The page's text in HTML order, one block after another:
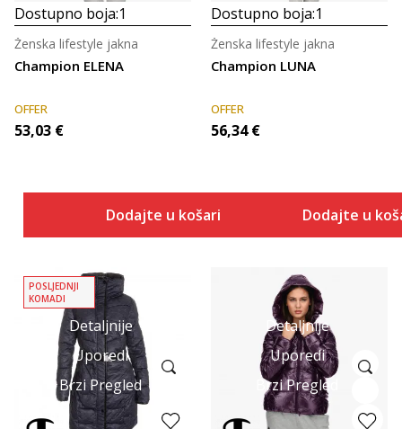
Dostupno boja:1
Champion ELENA
Ženska lifestyle jakna
OFFER
53,03 €
Dodajte u košaricu
Dostupno boja:1
Champion LUNA
Ženska lifestyle jakna
OFFER
56,34 €
Dodajte u
Detaljnije
Uporedi
Brzi Pregled
POSLJEDNJI
KOMADI
Detaljnije
Uporedi
Brzi Pregled